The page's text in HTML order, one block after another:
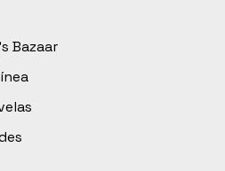
Bazaar